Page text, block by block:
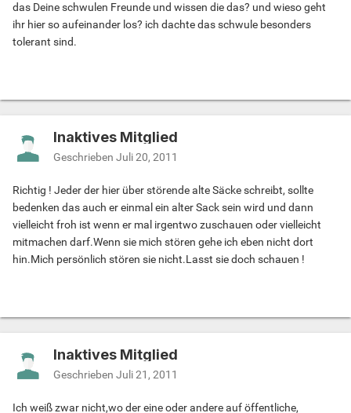
das Deine schwulen Freunde und wissen die das? und wieso geht
ihr hier so aufeinander los? ich dachte das schwule besonders
tolerant sind.
Inaktives Mitglied
Geschrieben Juli 20, 2011
Richtig ! Jeder der hier über störende alte Säcke schreibt, sollte
bedenken das auch er einmal ein alter Sack sein wird und dann
vielleicht froh ist wenn er mal irgentwo zuschauen oder vielleicht
mitmachen darf.Wenn sie mich stören gehe ich eben nicht dort
hin.Mich persönlich stören sie nicht.Lasst sie doch schauen !
Inaktives Mitglied
Geschrieben Juli 21, 2011
Ich weiß zwar nicht,wo der eine oder andere auf öffentliche,